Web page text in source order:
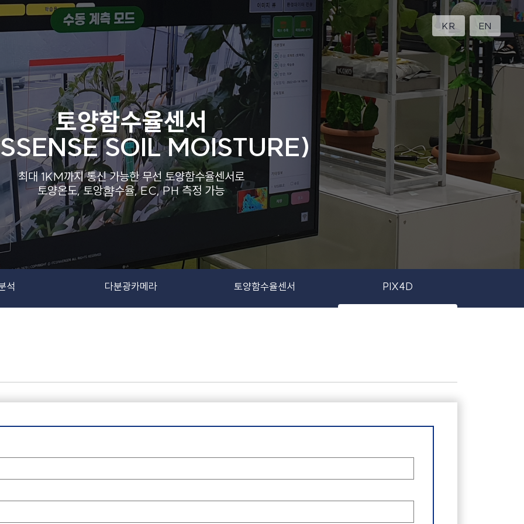
KR EN
토양함수율센서
SOIL MOISTURE)
최대 1KM까지 통신 가능한 무선 토양함수율센서로
토양온도, 토앙햠수율, EC, PH 측정 가능
석 다분광카메라 토양함수율센서 PIX4D